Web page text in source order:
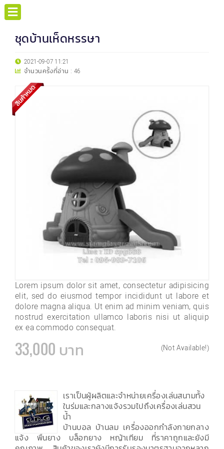
ชุดบ้านเห็ดหรรษา
2021-09-07 11:21
จำนวนครั้งที่อ่าน : 46
Lorem ipsum dolor sit amet, consectetur adipisicing
elit, sed do eiusmod tempor incididunt ut labore et
dolore magna aliqua. Ut enim ad minim veniam, quis
nostrud exercitation ullamco laboris nisi ut aliquip
ex ea commodo consequat.
33,000 บาท (Not Available!)
เราเป็นผู้ผลิตและจำหน่ายเครื่องเล่นสนามทั้ง
ในร่มและกลางแจ้งรวมไปถึงเครื่องเล่นสวน
น้ำ
บ้านบอล บ้านลม เครื่องออกกำลังกายกลาง
แจ้ง พื้นยาง บล็อกยาง หญ้าเทียม ที่ราคาถูกและยังมี